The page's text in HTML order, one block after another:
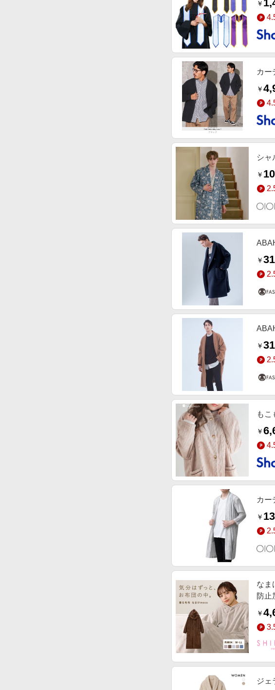
￥
カー
￥
シャ
￥
￥
￥
もこ
￥
カー
￥
なま
防止
￥
ジェ